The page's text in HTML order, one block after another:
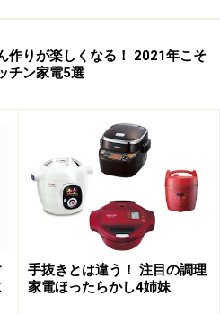
ジュのような「スープ」か具
べるスープ」か、仕上がりを
わせたスープを作れます。
作りが楽しくなる！ 2021年こそ
チン家電5選
手抜きとは違う！ 注目の調理
家電ほったらかし4姉妹